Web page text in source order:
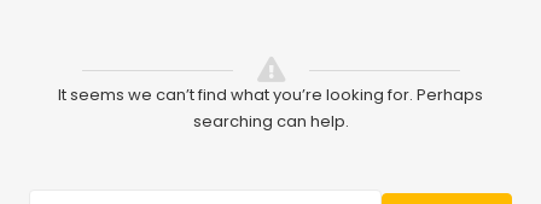
It seems we can’t find what you’re looking for. Perhaps
searching can help.